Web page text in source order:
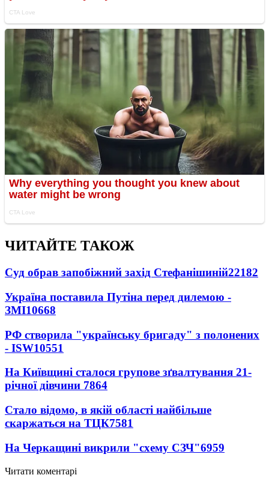
ЧИТАЙТЕ ТАКОЖ
Суд обрав запобіжний захід Стефанішиній22182
Україна поставила Путіна перед дилемою -
ЗМІ10668
РФ створила "українську бригаду" з полонених
- ISW10551
На Київщині сталося групове зґвалтування 21-
річної дівчини 7864
Стало відомо, в якій області найбільше
скаржаться на ТЦК7581
На Черкащині викрили "схему СЗЧ"6959
Читати коментарі